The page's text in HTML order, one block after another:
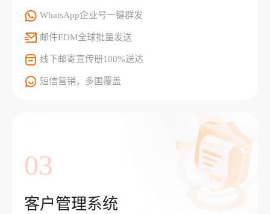
WhatsApp企业号一键群发
邮件EDM全球批量发送
线下邮寄宣传册100%送达
短信营销，多国覆盖
03
客户管理系统